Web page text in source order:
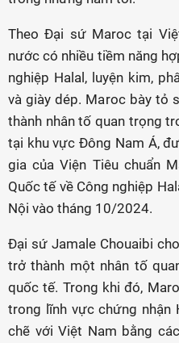
Theo Đại sứ Maroc tại
nước có nhiều tiềm năng
nghiệp Halal, luyện kim,
và giày dép. Maroc bày tỏ
thành nhân tố quan trọng
tại khu vực Đông Nam Á,
gia của Viện Tiêu chuẩn
Quốc tế về Công nghiệp
Nội vào tháng 10/2024.
Đại sứ Jamale Chouaibi
trở thành một nhân tố
quốc tế. Trong khi đó,
trong lĩnh vực chứng nhận
chẽ với Việt Nam bằng